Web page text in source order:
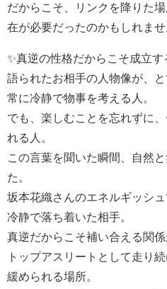
だからこそ、リンクを降りた
在が必要だったのかもしれませ
✨真逆の性格だからこそ成立す
語られたお相手の人物像が、と
常に冷静で物事を考える人。
でも、楽しむことを忘れずに
れる人。
この言葉を聞いた瞬間、自然
た。
坂本花織さんのエネルギッシ
冷静で落ち着いた相手。
真逆だからこそ補い合える関
トップアスリートとして走り
緩められる場所。